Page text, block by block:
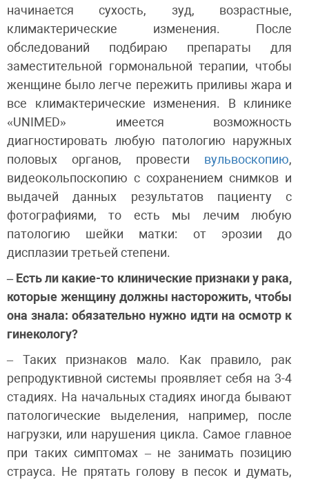
начинается сухость, зуд, возрастные,
климактерические изменения. После
обследований подбираю препараты для
заместительной гормональной терапии, чтобы
женщине было легче пережить приливы жара и
все климактерические изменения. В клинике
«UNIMED» имеется возможность
диагностировать любую патологию наружных
половых органов, провести вульвоскопию,
видеокольпоскопию с сохранением снимков и
выдачей данных результатов пациенту с
фотографиями, то есть мы лечим любую
патологию шейки матки: от эрозии до
дисплазии третьей степени.
– Есть ли какие-то клинические признаки у рака,
которые женщину должны насторожить, чтобы
она знала: обязательно нужно идти на осмотр к
гинекологу?
– Таких признаков мало. Как правило, рак
репродуктивной системы проявляет себя на 3-4
стадиях. На начальных стадиях иногда бывают
патологические выделения, например, после
нагрузки, или нарушения цикла. Самое главное
при таких симптомах – не занимать позицию
страуса. Не прятать голову в песок и думать,